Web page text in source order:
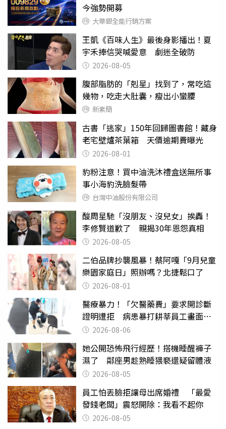
今強勢開募
大華銀全能行銷方案
王凱《百味人生》最後身影播出！夏
宇禾捧信哭喊愛意 劇迷全破防
2026-08-05
腹部脂肪的「剋星」找到了，常吃這
幾物，吃走大肚囊，瘦出小蠻腰
新素簡
古書「逃家」150年回歸圖書館！藏身
老宅壁爐茶葉箱 天價逾期費曝光
2026-08-01
豹粉注意！買中油洗沐禮盒送無所事
事小海豹洗臉髮帶
台灣中油股份有限公司
酸周星馳「沒朋友、沒兒女」挨轟！
李修賢道歉了 親揭30年恩怨真相
2026-08-05
二伯品牌抄襲風暴！蔡阿嘎「9月兒童
樂園家庭日」照辦嗎？北捷鬆口了
2026-08-01
醫療暴力！「欠醫藥費」要求開診斷
證明遭拒 病患暴打耕莘員工畫面曝
光 2026-08-06
她公開恐怖飛行經歷！搭機睡醒褲子
濕了 鄰座男趁熟睡猥褻還疑留體液
2026-08-05
員工怕丟臉拒讓母出席婚禮 「最愛
發錢老闆」震怒開除：我看不起你
2026-08-05